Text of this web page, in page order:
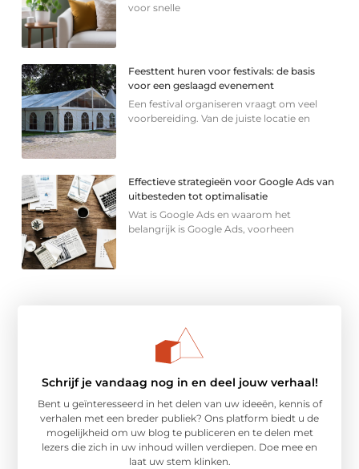
voor snelle
Feesttent huren voor festivals: de basis
voor een geslaagd evenement
Een festival organiseren vraagt om veel
voorbereiding. Van de juiste locatie en
Effectieve strategieën voor Google Ads van
uitbesteden tot optimalisatie
Wat is Google Ads en waarom het
belangrijk is Google Ads, voorheen
Schrijf je vandaag nog in en deel jouw verhaal!
Bent u geïnteresseerd in het delen van uw ideeën, kennis of
verhalen met een breder publiek? Ons platform biedt u de
mogelijkheid om uw blog te publiceren en te delen met
lezers die zich in uw inhoud willen verdiepen. Doe mee en
laat uw stem klinken.